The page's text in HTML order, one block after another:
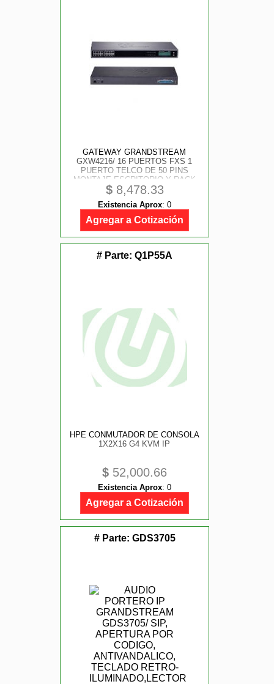
GATEWAY GRANDSTREAM
GXW4216/ 16 PUERTOS FXS 1
PUERTO TELCO DE 50 PINS
MONTAJE ESCRITORIO Y RACK
$8,478.33
Existencia Aprox: 0
Agregar a Cotización
# Parte: Q1P55A
HPE CONMUTADOR DE CONSOLA
1X2X16 G4 KVM IP
$ 52,000.66
Existencia Aprox: 0
Agregar a Cotización
# Parte: GDS3705